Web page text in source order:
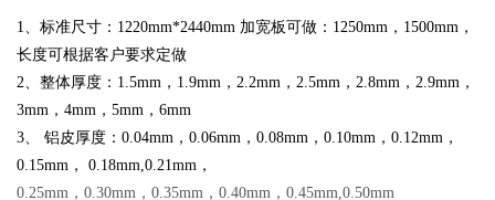
1、标准尺寸： 1220mm*2440mm 加宽板可做： 1250mm，1500mm，
长度可根据客户要求定做
2、整体厚度：1.5mm， 1.9mm，2.2mm，2.5mm，2.8mm，2.9mm，
3mm，4mm，5mm，6mm
3、 铝皮厚度： 0.04mm，0.06mm，0.08mm，0.10mm，0.12mm，
0.15mm， 0.18mm,0.21mm，
0.25mm，0.30mm，0.35mm，0.40mm，0.45mm,0.50mm